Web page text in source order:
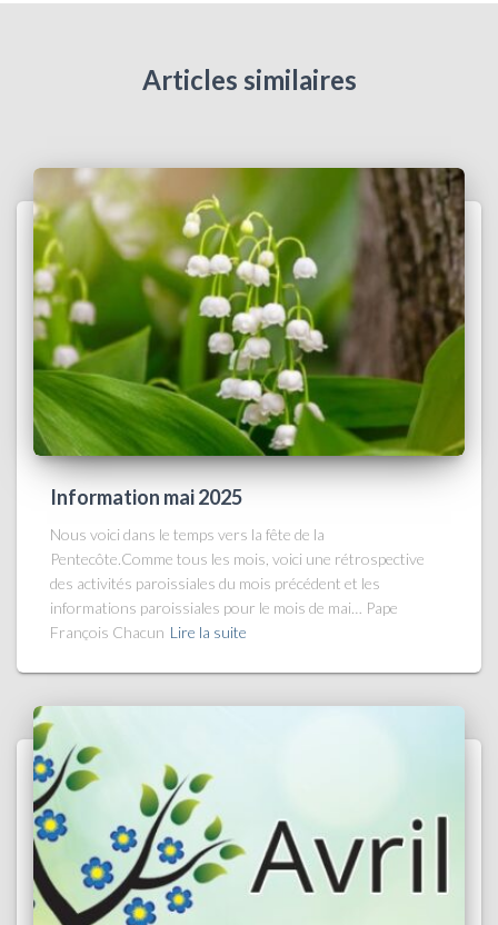
Articles similaires
Information mai 2025
Nous voici dans le temps vers la fête de la
Pentecôte.Comme tous les mois, voici une rétrospective
des activités paroissiales du mois précédent et les
informations paroissiales pour le mois de mai… Pape
François Chacun Lire la suite